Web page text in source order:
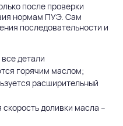
после проверки
нормам ПУЭ. Сам
последовательности и
детали
горячим маслом;
расширительный
доливки масла –